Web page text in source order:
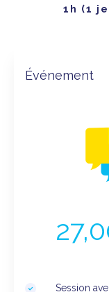
1h (1
Événement
Session